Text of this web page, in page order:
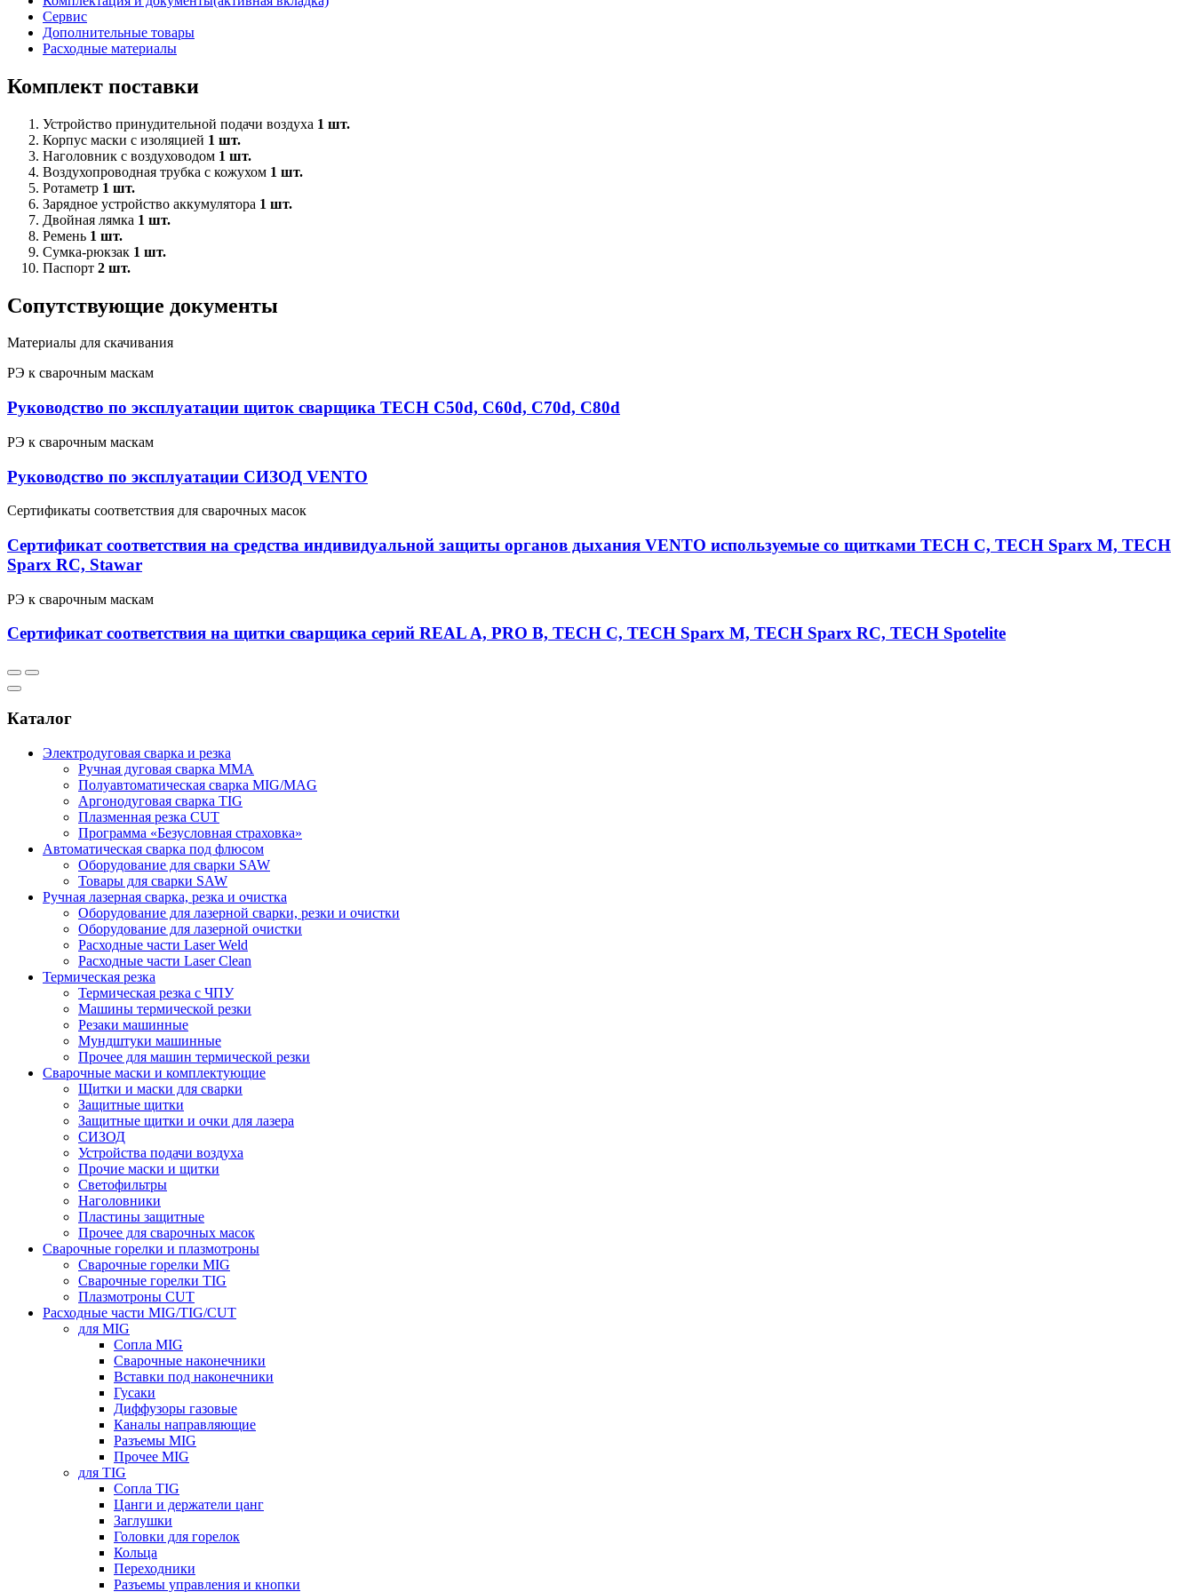
Сервис
Дополнительные товары
Расходные материалы
Комплект поставки
Устройство принудительной подачи воздуха 1 шт.
Корпус маски с изоляцией 1 шт.
Наголовник с воздуховодом 1 шт.
Воздухопроводная трубка с кожухом 1 шт.
Ротаметр 1 шт.
Зарядное устройство аккумулятора 1 шт.
Двойная лямка 1 шт.
Ремень 1 шт.
Сумка-рюкзак 1 шт.
Паспорт 2 шт.
Сопутствующие документы
Материалы для скачивания
РЭ к сварочным маскам
Руководство по эксплуатации щиток сварщика TECH C50d, C60d, С70d, С80d
РЭ к сварочным маскам
Руководство по эксплуатации СИЗОД VENTO
Сертификаты соответствия для сварочных масок
Сертификат соответствия на средства индивидуальной защиты органов дыхания VENTO используемые со щитками TECH C, TECH Sparx M, TECH
Sparx RC, Stawar
РЭ к сварочным маскам
Сертификат соответствия на щитки сварщика серий REAL A, PRO B, TECH C, TECH Sparx M, TECH Sparx RC, TECH Spotelite
Каталог
Электродуговая сварка и резка
Ручная дуговая сварка MMA
Полуавтоматическая сварка MIG/MAG
Аргонодуговая сварка TIG
Плазменная резка CUT
Программа «Безусловная страховка»
Автоматическая сварка под флюсом
Оборудование для сварки SAW
Товары для сварки SAW
Ручная лазерная сварка, резка и очистка
Оборудование для лазерной сварки, резки и очистки
Оборудование для лазерной очистки
Расходные части Laser Weld
Расходные части Laser Clean
Термическая резка
Термическая резка с ЧПУ
Машины термической резки
Резаки машинные
Мундштуки машинные
Прочее для машин термической резки
Сварочные маски и комплектующие
Щитки и маски для сварки
Защитные щитки
Защитные щитки и очки для лазера
СИЗОД
Устройства подачи воздуха
Прочие маски и щитки
Светофильтры
Наголовники
Пластины защитные
Прочее для сварочных масок
Сварочные горелки и плазмотроны
Сварочные горелки MIG
Сварочные горелки TIG
Плазмотроны CUT
Расходные части MIG/TIG/CUT
для MIG
Сопла MIG
Сварочные наконечники
Вставки под наконечники
Гусаки
Диффузоры газовые
Каналы направляющие
Разъемы MIG
Прочее MIG
для TIG
Сопла TIG
Цанги и держатели цанг
Заглушки
Головки для горелок
Кольца
Переходники
Разъемы управления и кнопки